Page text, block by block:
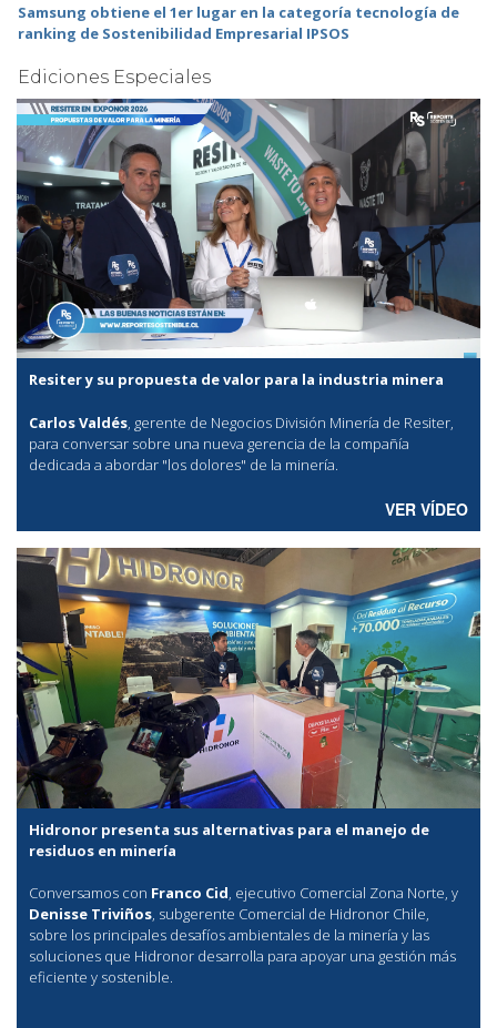
Samsung obtiene el 1er lugar en la categoría tecnología de
ranking de Sostenibilidad Empresarial IPSOS
Ediciones Especiales
Resiter y su propuesta de valor para la industria minera
Carlos Valdés, gerente de Negocios División Minería de Resiter,
para conversar sobre una nueva gerencia de la compañía
dedicada a abordar "los dolores" de la minería.
VER VÍDEO
Hidronor presenta sus alternativas para el manejo de
residuos en minería
Conversamos con Franco Cid, ejecutivo Comercial Zona Norte, y
Denisse Triviños, subgerente Comercial de Hidronor Chile,
sobre los principales desafíos ambientales de la minería y las
soluciones que Hidronor desarrolla para apoyar una gestión más
eficiente y sostenible.